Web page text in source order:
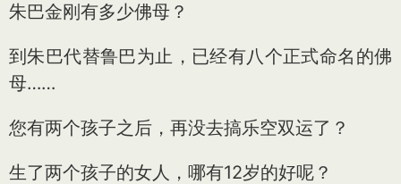
朱巴金刚有多少佛母？
到朱巴代替鲁巴为止，已经有八个正式命名的佛
母……
您有两个孩子之后，再没去搞乐空双运了？
生了两个孩子的女人，哪有12岁的好呢？